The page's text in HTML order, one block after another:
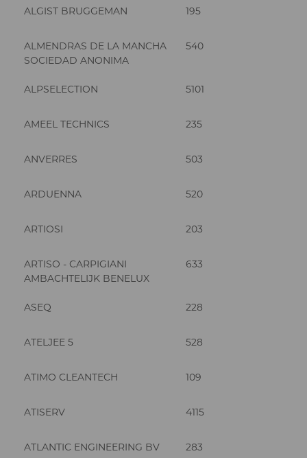
ALGIST BRUGGEMAN 195
ALMENDRAS DE LA MANCHA
SOCIEDAD ANONIMA
540
ALPSELECTION 5101
AMEEL TECHNICS 235
ANVERRES 503
ARDUENNA 520
ARTIOSI 203
ARTISO - CARPIGIANI
AMBACHTELIJK BENELUX
633
ASEQ 228
ATELJEE 5 528
ATIMO CLEANTECH 109
ATISERV 4115
ATLANTIC ENGINEERING BV 283